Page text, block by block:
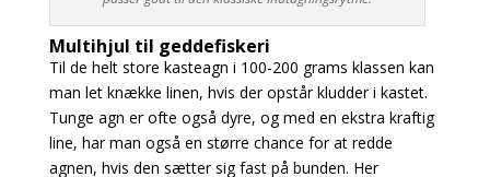
Multihjul til geddefiskeri
Til de helt store kasteagn i 100-200 grams klassen kan
man let knække linen, hvis der opstår kludder i kastet.
Tunge agn er ofte også dyre, og med en ekstra kraftig
line, har man også en større chance for at redde
agnen, hvis den sætter sig fast på bunden. Her